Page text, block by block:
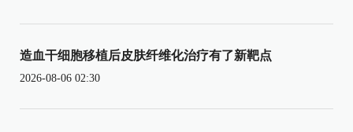
造血干细胞移植后皮肤纤维化治疗有了新靶点
2026-08-06 02:30